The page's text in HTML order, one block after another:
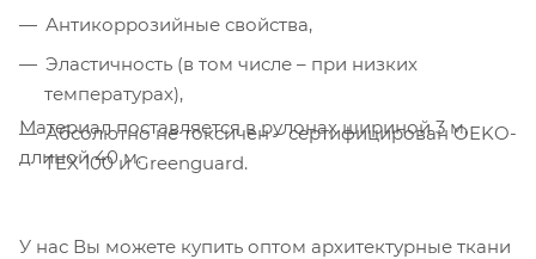
Антикоррозийные свойства,
Эластичность (в том числе – при низких
температурах),
Абсолютно не токсичен – сертифицирован OEKO-
TEX 100 и Greenguard.
Материал поставляется в рулонах шириной 3 м,
длиной 40 м.
У нас Вы можете купить оптом архитектурные ткани
нажав кнопку "Принять".
Принять